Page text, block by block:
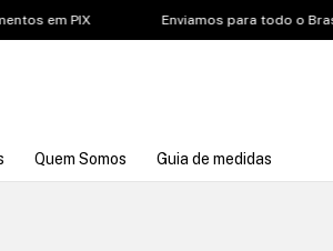
PIX Enviamos para todo o Brasil
Quem Somos Guia de medidas